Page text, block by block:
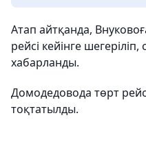
Атап айтқанда,
рейсі кейінге
хабарланды.
Домодедовода төрт
тоқтатылды.